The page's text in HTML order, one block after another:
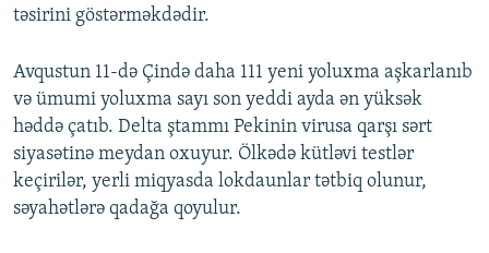
təsirini göstərməkdədir.
Avqustun 11-də Çində daha 111 yeni yoluxma aşkarlanıb
və ümumi yoluxma sayı son yeddi ayda ən yüksək
həddə çatıb. Delta ştammı Pekinin virusa qarşı sərt
siyasətinə meydan oxuyur. Ölkədə kütləvi testlər
keçirilər, yerli miqyasda lokdaunlar tətbiq olunur,
səyahətlərə qadağa qoyulur.